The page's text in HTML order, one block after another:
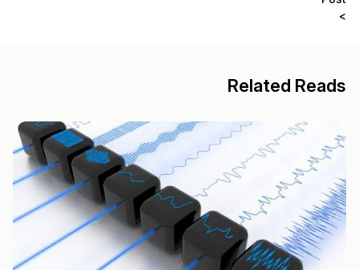
>
Related Reads